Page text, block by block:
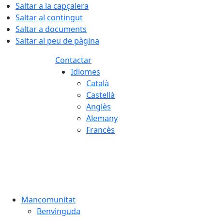
Saltar a la capçalera
Saltar al contingut
Saltar a documents
Saltar al peu de pàgina
Contactar
Idiomes
Català
Castellà
Anglès
Alemany
Francès
Mancomunitat
Benvinguda